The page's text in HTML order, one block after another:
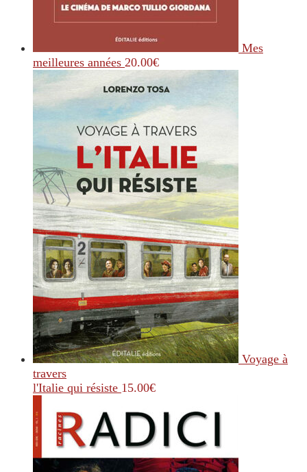
Mes
meilleures années 20.00€
Voyage à
travers
l'Italie qui résiste 15.00€